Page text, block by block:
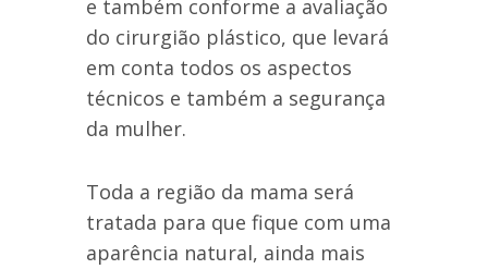
e também conforme a avaliação
do cirurgião plástico, que levará
em conta todos os aspectos
técnicos e também a segurança
da mulher.
Toda a região da mama será
tratada para que fique com uma
aparência natural, ainda mais